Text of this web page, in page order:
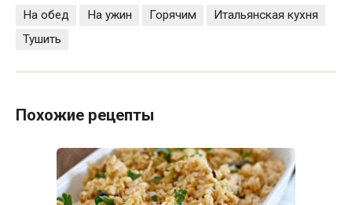
На обед На ужин Горячим
Итальянская кухня
Тушить
Похожие рецепты